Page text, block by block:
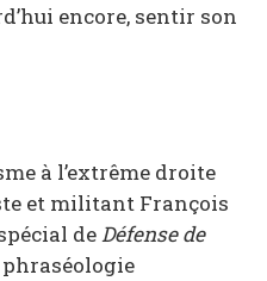
encore, sentir son
à l’extrême droite
et militant François
deDéfense de
phraséologie